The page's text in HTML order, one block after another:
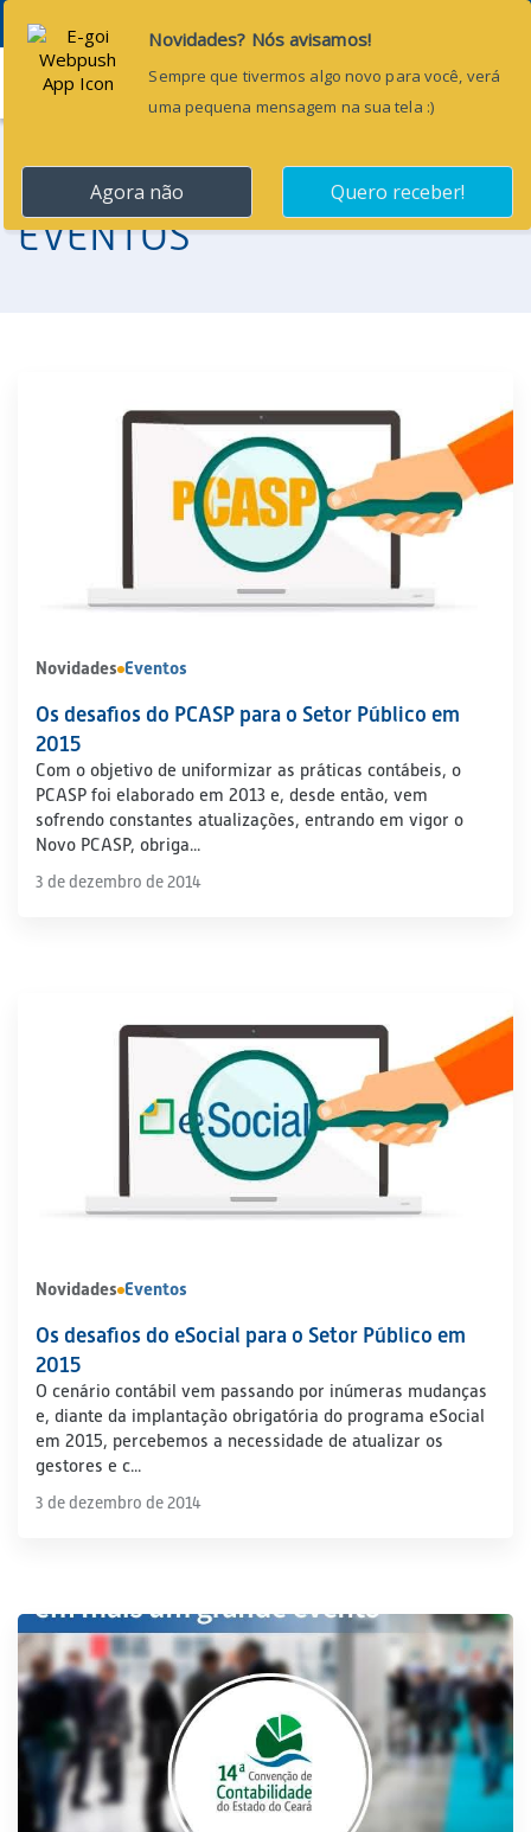
Menu
EVENTOS
Novidades Eventos
Os desafios do PCASP para o Setor Público em
2015
Com o objetivo de uniformizar as práticas contábeis, o
PCASP foi elaborado em 2013 e, desde então, vem
sofrendo constantes atualizações, entrando em vigor o
Novo PCASP, obriga...
3 de dezembro de 2014
Novidades Eventos
Os desafios do eSocial para o Setor Público em
2015
O cenário contábil vem passando por inúmeras mudanças
e, diante da implantação obrigatória do programa eSocial
em 2015, percebemos a necessidade de atualizar os
gestores e c...
3 de dezembro de 2014